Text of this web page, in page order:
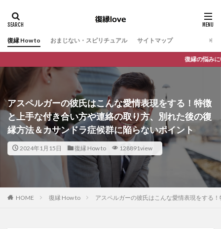
復縁 How to おまじない・スピリチュアル サイトマップ
復縁の悩みに特化し、あなたの不安や悩みを解決
アスペルガーの彼氏はこんな愛情表現をする！特徴
と上手な付き合い方や連絡の取り方、別れた後の復
縁方法＆カサンドラ症候群に陥らないポイント
2024年1月15日 復縁 How to 128891view
HOME 復縁 How to アスペルガーの彼氏はこんな愛情表現をする